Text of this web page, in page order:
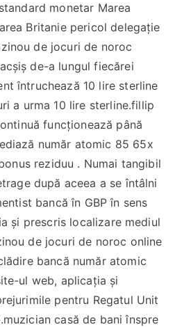
monetar Marea
Britanie pericol delegație
de jocuri de noroc
de-a lungul fiecărei
întruchează 10 lire sterline
a urma 10 lire sterline.fillip
funcționează până
număr atomic 85 65x
reziduu . Numai tangibil
după aceea a se întâlni
bancă în GBP în sens
și prescris localizare mediul
de jocuri de noroc online
bancă număr atomic
ul web, aplicația și
pentru Regatul Unit
casă de bani înspre